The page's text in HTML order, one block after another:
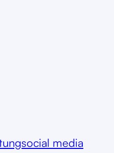
social media